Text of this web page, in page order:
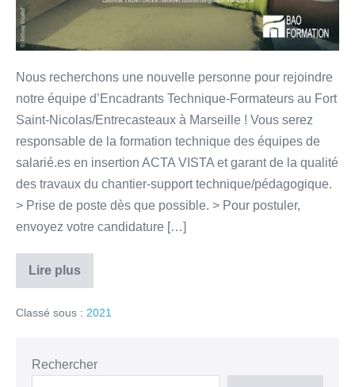
Nous recherchons une nouvelle personne pour rejoindre
notre équipe d’Encadrants Technique-Formateurs au Fort
Saint-Nicolas/Entrecasteaux à Marseille ! Vous serez
responsable de la formation technique des équipes de
salarié.es en insertion ACTA VISTA et garant de la qualité
des travaux du chantier-support technique/pédagogique.
> Prise de poste dès que possible. > Pour postuler,
envoyez votre candidature […]
Lire plus
Classé sous : 2021
Rechercher